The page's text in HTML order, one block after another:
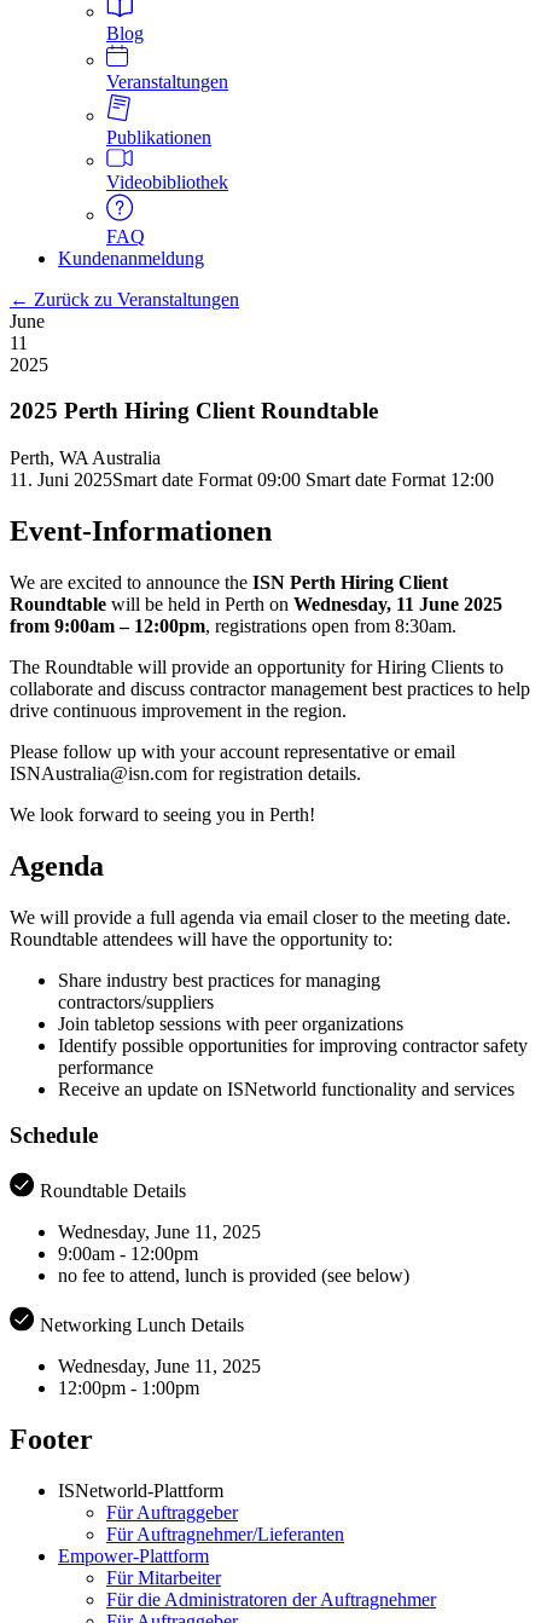
Blog
Veranstaltungen
Publikationen
Videobibliothek
FAQ
Kundenanmeldung
← Zurück zu Veranstaltungen
June
11
2025
2025 Perth Hiring Client Roundtable
Perth, WA Australia
11. Juni 2025Smart date Format 09:00 Smart date Format 12:00
Event-Informationen
We are excited to announce the ISN Perth Hiring Client
Roundtable will be held in Perth on Wednesday, 11 June 2025
from 9:00am – 12:00pm, registrations open from 8:30am.
The Roundtable will provide an opportunity for Hiring Clients to
collaborate and discuss contractor management best practices to help
drive continuous improvement in the region.
Please follow up with your account representative or email
ISNAustralia@isn.com for registration details.
We look forward to seeing you in Perth!
Agenda
We will provide a full agenda via email closer to the meeting date.
Roundtable attendees will have the opportunity to:
Share industry best practices for managing
contractors/suppliers
Join tabletop sessions with peer organizations
Identify possible opportunities for improving contractor safety
performance
Receive an update on ISNetworld functionality and services
Schedule
Roundtable Details
Wednesday, June 11, 2025
9:00am - 12:00pm
no fee to attend, lunch is provided (see below)
Networking Lunch Details
Wednesday, June 11, 2025
12:00pm - 1:00pm
Footer
ISNetworld-Plattform
Für Auftraggeber
Für Auftragnehmer/Lieferanten
Empower-Plattform
Für Mitarbeiter
Für die Administratoren der Auftragnehmer